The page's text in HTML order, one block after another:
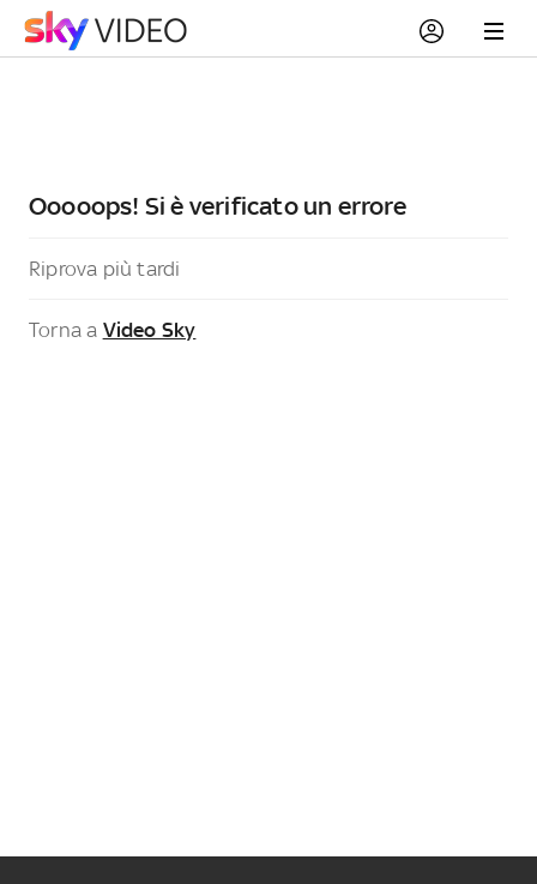
Ooooops! Si è verificato un errore
Riprova più tardi
Torna a Video Sky